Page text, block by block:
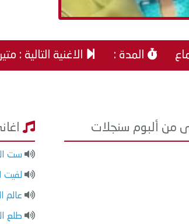
المدة : الاغنية التالية :
من ألبوم سنجلات
ست
لفيت
عالم
طلع